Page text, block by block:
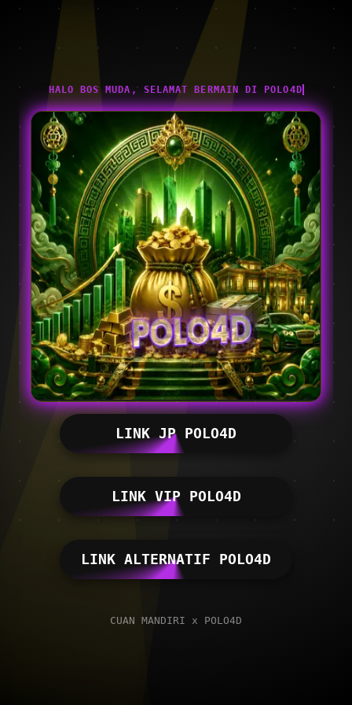
HALO BOS MUDA, SELAMAT BERMAIN DI POLO4D
LINK JP POLO4D
LINK VIP POLO4D
LINK ALTERNATIF POLO4D
CUAN MANDIRI x POLO4D